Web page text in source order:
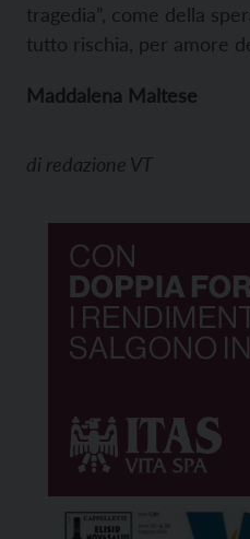
tragedia”, come della
tutto rischia, per amore
Maddalena Maltese
di redazione VT